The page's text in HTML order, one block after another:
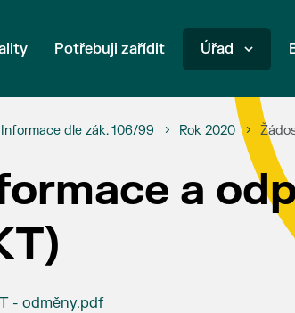
Potřebuji zařídit Úřad
Informace dle zák. 106/99 Rok 2020
a
- odměny.pdf